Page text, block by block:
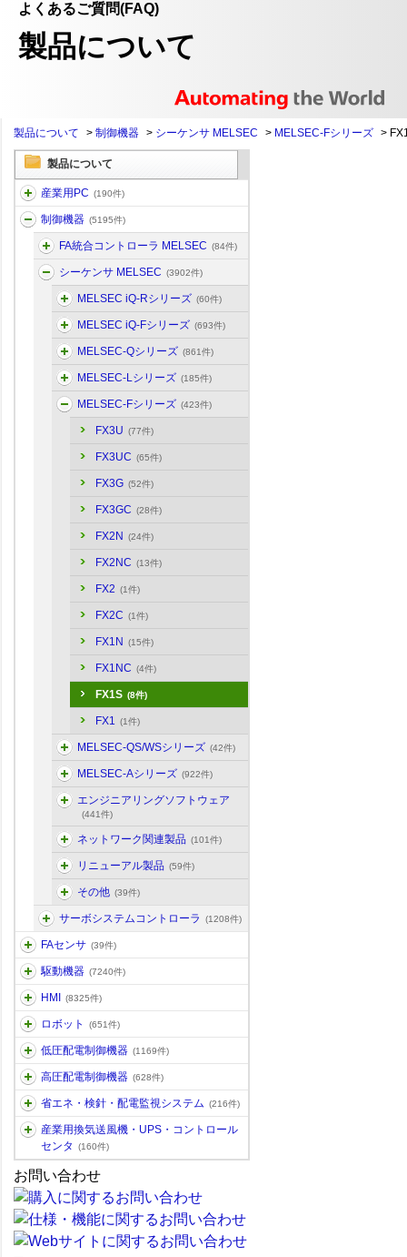
よくあるご質問(FAQ)
製品について
製品について > 制御機器 > シーケンサ MELSEC > MELSEC-Fシリーズ >
製品について
産業用PC (190件)
制御機器 (5195件)
FA統合コントローラ MELSEC (84件)
シーケンサ MELSEC (3902件)
MELSEC iQ-Rシリーズ (60件)
MELSEC iQ-Fシリーズ (693件)
MELSEC-Qシリーズ (861件)
MELSEC-Lシリーズ (185件)
MELSEC-Fシリーズ (423件)
FX3U (77件)
FX3UC (65件)
FX3G (52件)
FX3GC (28件)
FX2N (24件)
FX2NC (13件)
FX2 (1件)
FX2C (1件)
FX1N (15件)
FX1NC (4件)
FX1S (8件)
FX1 (1件)
MELSEC-QS/WSシリーズ (42件)
MELSEC-Aシリーズ (922件)
エンジニアリングソフトウェア
(441件)
ネットワーク関連製品 (101件)
リニューアル製品 (59件)
その他 (39件)
サーボシステムコントローラ (1208件)
FAセンサ (39件)
駆動機器 (7240件)
HMI (8325件)
ロボット (651件)
低圧配電制御機器 (1169件)
高圧配電制御機器 (628件)
省エネ・検針・配電監視システム (216件)
産業用換気送風機・UPS・コントロール
センタ
(160件)
お問い合わせ